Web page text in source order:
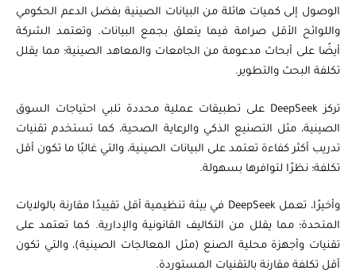
الوصول إلى كميات هائلة من البيانات الصينية بفضل الدعم الحكومي
واللوائح الأقل صرامة فيما يتعلق بجمع البيانات. وتعتمد الشركة
أيضًا على أبحاث مدعومة من الجامعات والمعاهد الصينية؛ مما يقلل
تكلفة البحث والتطوير.
تركز DeepSeek على تطبيقات عملية محددة تلبي احتياجات السوق
الصينية، مثل التصنيع الذكي والرعاية الصحية، كما تستخدم تقنيات
تدريب أكثر كفاءة تعتمد على البيانات الصينية، والتي غالبًا ما تكون أقل
تكلفة؛ نظرًا لتوافرها بسهولة.
وأخيرًا، تعمل DeepSeek في بيئة تنظيمية أقل تقييدًا مقارنة بالولايات
المتحدة؛ مما يقلل من التكاليف القانونية والإدارية. كما تعتمد على
تقنيات وأجهزة محلية الصنع (مثل المعالجات الصينية)، والتي تكون
أقل تكلفة مقارنة بالتقنيات المستوردة.